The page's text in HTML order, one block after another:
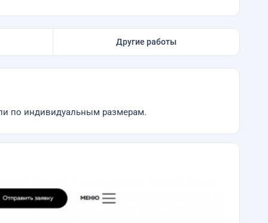
Другие работы
по индивидуальным размерам.